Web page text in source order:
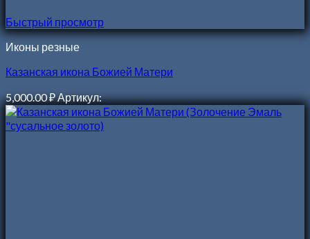
Быстрый просмотр
Иконы резные
Казанская икона Божией Матери
5,000.00₽Артикул: